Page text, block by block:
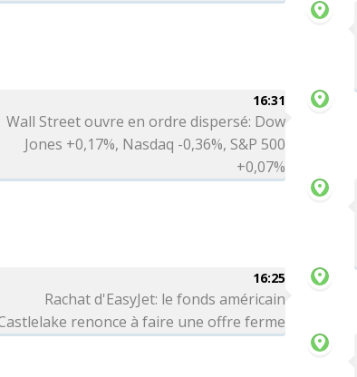
16:31
Wall Street ouvre en ordre dispersé: Dow
Jones +0,17%, Nasdaq -0,36%, S&P 500
+0,07%
16:25
Rachat d'EasyJet: le fonds américain
renonce à faire une offre ferme